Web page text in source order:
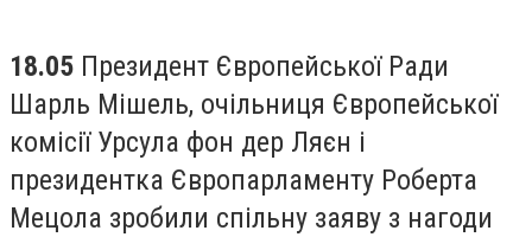
18.05 Президент Європейської Ради
Шарль Мішель, очільниця Європейської
комісії Урсула фон дер Ляєн і
президентка Європарламенту Роберта
Мецола зробили спільну заяву з нагоди